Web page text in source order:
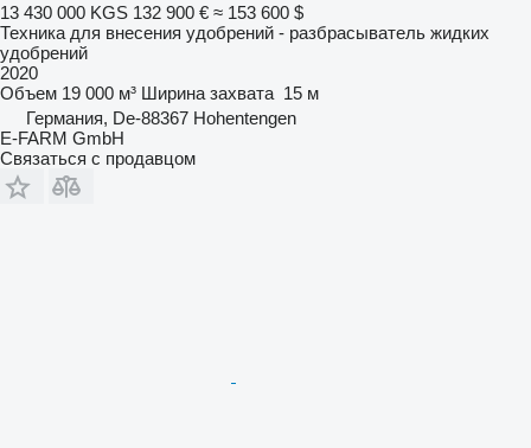
13 430 000 KGS 132 900 € ≈ 153 600 $
Техника для внесения удобрений - разбрасыватель жидких
удобрений
2020
Объем 19 000 м³ Ширина захвата 15 м
Германия, De-88367 Hohentengen
E-FARM GmbH
Связаться с продавцом